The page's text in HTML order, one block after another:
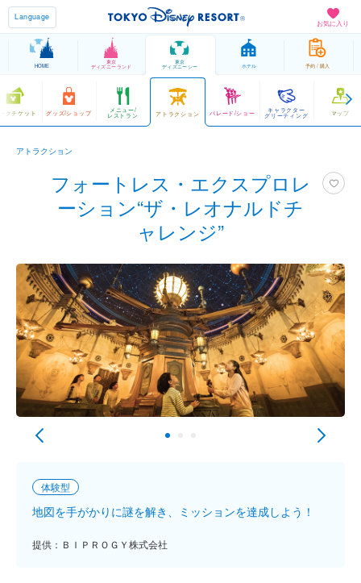
お気に入り
Language
HOME
東京
ディズニーランド
東京
ディズニーシー ホテル 予約 / 購入
クチケット グッズ/ショップ メニュー/
レストラン アトラクション パレード/ショー キャラクター
グリーティング マップ
アトラクション
フォートレス・エクスプロレ
ーション“ザ・レオナルドチ
ャレンジ”
体験型
地図を手がかりに謎を解き、ミッションを達成しよう！
提供：ＢＩＰＲＯＧＹ株式会社